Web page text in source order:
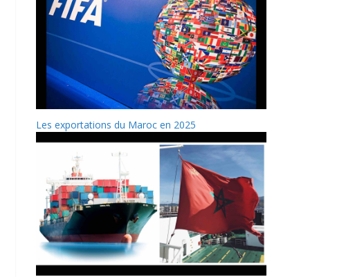
Les exportations du Maroc en 2025